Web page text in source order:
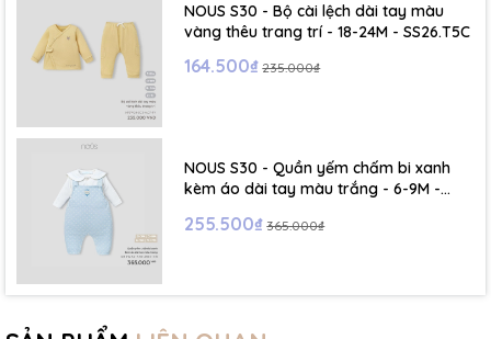
NOUS S30 - Bộ cài lệch dài tay màu
vàng thêu trang trí - 18-24M - SS26.T5C
164.500₫ 235.000₫
NOUS S30 - Quần yếm chấm bi xanh
kèm áo dài tay màu trắng - 6-9M -
255.500₫ 365.000₫